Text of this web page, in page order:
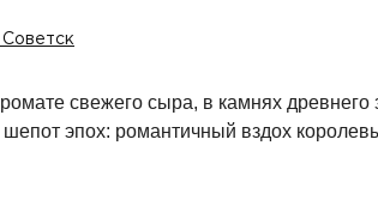
Советск
свежего сыра, в камнях
эпох: романтичный вздох